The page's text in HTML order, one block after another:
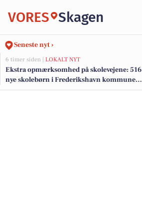
VORES Skagen
Seneste nyt ›
6 timer siden | LOKALT NYT
Ekstra opmærksomhed på skolevejene: 516
nye skolebørn i Frederikshavn kommune
efter sommerferien